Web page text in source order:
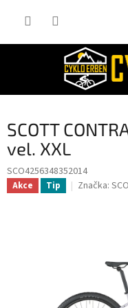
SCOTT
vel. XXL
SCO4256348352014
Akce Tip Značka: